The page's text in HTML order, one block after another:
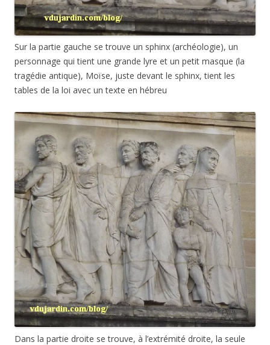
Sur la partie gauche se trouve un sphinx (archéologie), un
personnage qui tient une grande lyre et un petit masque (la
tragédie antique), Moïse, juste devant le sphinx, tient les
tables de la loi avec un texte en hébreu
Dans la partie droite se trouve, à l’extrémité droite, la seule